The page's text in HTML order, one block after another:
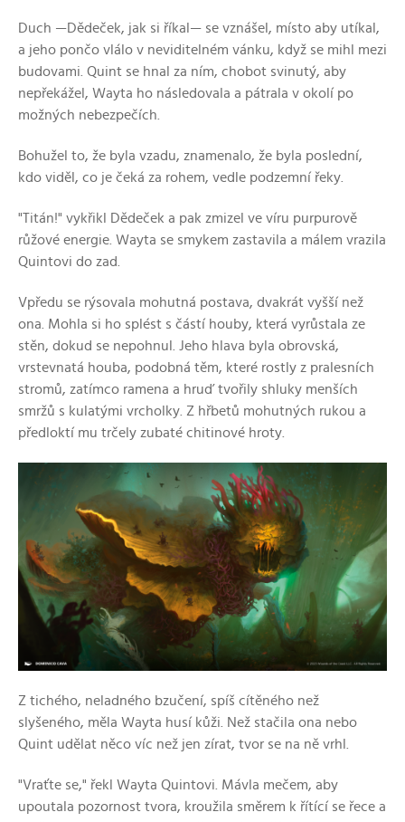
Duch —Dědeček, jak si říkal— se vznášel, místo aby utíkal,
a jeho pončo vlálo v neviditelném vánku, když se mihl mezi
budovami. Quint se hnal za ním, chobot svinutý, aby
nepřekážel, Wayta ho následovala a pátrala v okolí po
možných nebezpečích.
Bohužel to, že byla vzadu, znamenalo, že byla poslední,
kdo viděl, co je čeká za rohem, vedle podzemní řeky.
"Titán!" vykřikl Dědeček a pak zmizel ve víru purpurově
růžové energie. Wayta se smykem zastavila a málem vrazila
Quintovi do zad.
Vpředu se rýsovala mohutná postava, dvakrát vyšší než
ona. Mohla si ho splést s částí houby, která vyrůstala ze
stěn, dokud se nepohnul. Jeho hlava byla obrovská,
vrstevnatá houba, podobná těm, které rostly z pralesních
stromů, zatímco ramena a hruď tvořily shluky menších
smržů s kulatými vrcholky. Z hřbetů mohutných rukou a
předloktí mu trčely zubaté chitinové hroty.
Z tichého, neladného bzučení, spíš cítěného než
slyšeného, měla Wayta husí kůži. Než stačila ona nebo
Quint udělat něco víc než jen zírat, tvor se na ně vrhl.
"Vraťte se," řekl Wayta Quintovi. Mávla mečem, aby
upoutala pozornost tvora, kroužila směrem k řítící se řece a